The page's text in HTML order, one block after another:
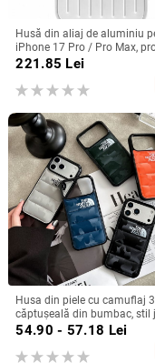
Husă din aliaj de aluminiu
iPhone 17 Pro / Pro Max,
anti-cădere, închidere
turnare prin injecție,
personalizare
221.85 Lei
Husa din piele cu camuflaj
căptușeală din bumbac, stil
de iarnă, compatibilă cu
54.90 - 57.18 Lei